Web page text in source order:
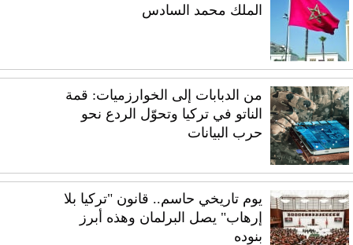
الملك محمد السادس
من الدبابات إلى الخوارزميات: قمة
الناتو في تركيا وتحوّل الردع نحو
حرب البيانات
يوم تاريخي حاسم.. قانون "تركيا بلا
إرهاب" يصل البرلمان وهذه أبرز
بنوده